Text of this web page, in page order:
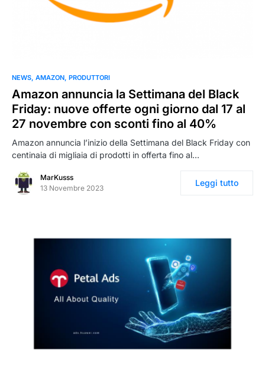
NEWS AMAZON PRODUTTORI
Amazon annuncia la Settimana del Black
Friday: nuove offerte ogni giorno dal 17 al
27 novembre con sconti fino al 40%
Amazon annuncia l’inizio della Settimana del Black Friday con
centinaia di migliaia di prodotti in offerta fino al…
MarKusss
13 Novembre 2023
Leggi tutto